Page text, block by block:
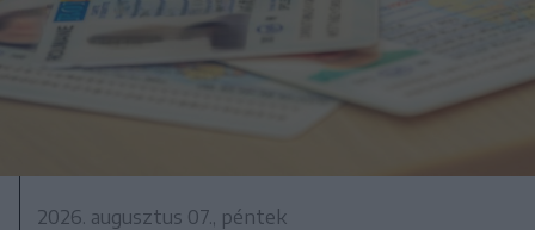
2026. augusztus 07., péntek